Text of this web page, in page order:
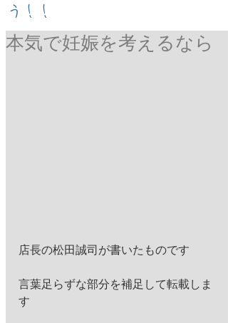
う！！
本気で妊娠を考えるなら
店長の松田誠司が書いたものです
言葉足らずな部分を補足して転載しま
す